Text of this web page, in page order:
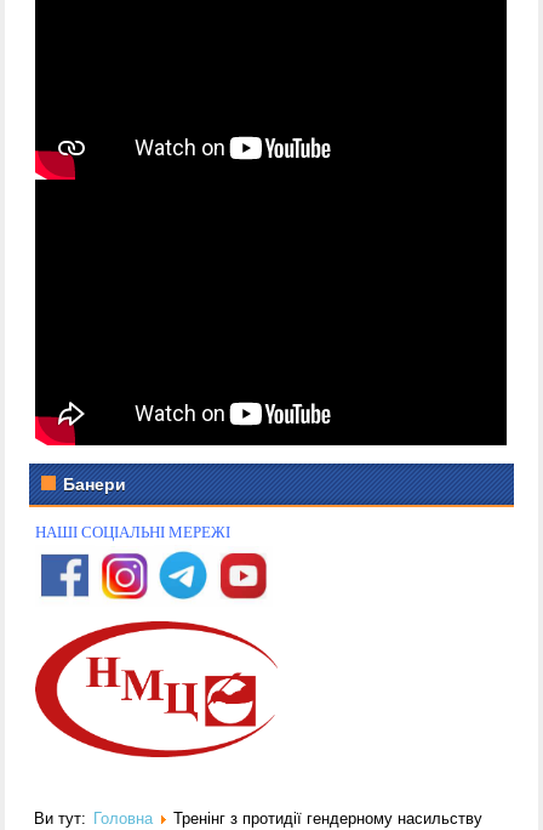
Банери
НАШІ СОЦІАЛЬНІ МЕРЕЖІ
Ви тут: Головна Тренінг з протидії гендерному насильству